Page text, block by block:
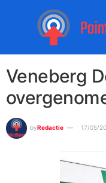
Veneberg
byRedactie 17/05/